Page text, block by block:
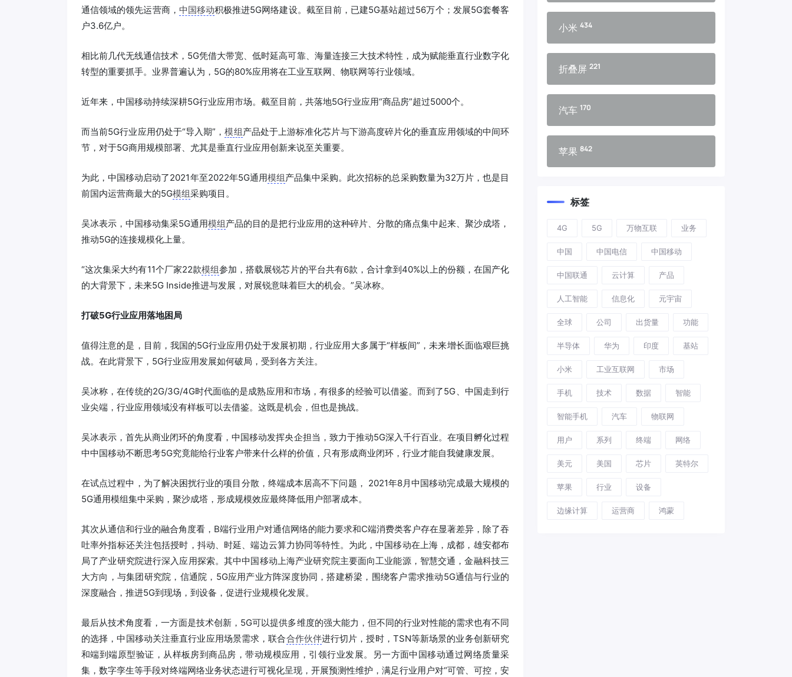
通信领域的领先运营商， 中国移动积极推进5G网络建设。截至目前，已建5G基站超过56万个；发展5G套餐客
户3.6亿户。
相比前几代无线通信技术，5G凭借大带宽、低时延高可靠、海量连接三大技术特性，成为赋能垂直行业数字化
转型的重要抓手。业界普遍认为，5G的80%应用将在工业互联网、物联网等行业领域。
近年来，中国移动持续深耕5G行业应用市场。截至目前，共落地5G行业应用“商品房”超过5000个。
而当前5G行业应用仍处于“导入期”，模组产品处于上游标准化芯片与下游高度碎片化的垂直应用领域的中间环
节，对于5G商用规模部署、尤其是垂直行业应用创新来说至关重要。
为此，中国移动启动了2021年至2022年5G通用模组产品集中采购。此次招标的总采购数量为32万片，也是目
前国内运营商最大的5G模组采购项目。
吴冰表示，中国移动集采5G通用模组产品的目的是把行业应用的这种碎片、分散的痛点集中起来、聚沙成塔，
推动5G的连接规模化上量。
“这次集采大约有11个厂家22款模组参加，搭载展锐芯片的平台共有6款，合计拿到40%以上的份额，在国产化
的大背景下，未来5G Inside推进与发展，对展锐意味着巨大的机会。”吴冰称。
打破5G行业应用落地困局
值得注意的是，目前，我国的5G行业应用仍处于发展初期，行业应用大多属于“样板间”，未来增长面临艰巨挑
战。在此背景下，5G行业应用发展如何破局，受到各方关注。
吴冰称，在传统的2G/3G/4G时代面临的是成熟应用和市场，有很多的经验可以借鉴。而到了5G、中国走到行
业尖端，行业应用领域没有样板可以去借鉴。这既是机会，但也是挑战。
吴冰表示，首先从商业闭环的角度看，中国移动发挥央企担当，致力于推动5G深入千行百业。在项目孵化过程
中中国移动不断思考5G究竟能给行业客户带来什么样的价值，只有形成商业闭环，行业才能自我健康发展。
在试点过程中，为了解决困扰行业的项目分散，终端成本居高不下问题， 2021年8月中国移动完成最大规模的
5G通用模组集中采购，聚沙成塔，形成规模效应最终降低用户部署成本。
其次从通信和行业的融合角度看，B端行业用户对通信网络的能力要求和C端消费类客户存在显著差异，除了吞
吐率外指标还关注包括授时，抖动、时延、端边云算力协同等特性。为此，中国移动在上海，成都，雄安都布
局了产业研究院进行深入应用探索。其中中国移动上海产业研究院主要面向工业能源，智慧交通，金融科技三
大方向，与集团研究院，信通院，5G应用产业方阵深度协同，搭建桥梁，围绕客户需求推动5G通信与行业的
深度融合，推进5G到现场，到设备，促进行业规模化发展。
最后从技术角度看，一方面是技术创新，5G可以提供多维度的强大能力，但不同的行业对性能的需求也有不同
的选择，中国移动关注垂直行业应用场景需求，联合合作伙伴进行切片，授时，TSN等新场景的业务创新研究
和端到端原型验证，从样板房到商品房，带动规模应用，引领行业发展。另一方面中国移动通过网络质量采
集，数字孪生等手段对终端网络业务状态进行可视化呈现，开展预测性维护，满足行业用户对“可管、可控，安
小米 434
折叠屏 221
汽车 170
苹果 842
标签
4G 5G 万物互联 业务
中国 中国电信 中国移动
中国联通 云计算 产品
人工智能 信息化 元宇宙
全球 公司 出货量 功能
半导体 华为 印度 基站
小米 工业互联网 市场
手机 技术 数据 智能
智能手机 汽车 物联网
用户 系列 终端 网络
美元 美国 芯片 英特尔
苹果 行业 设备
边缘计算 运营商 鸿蒙